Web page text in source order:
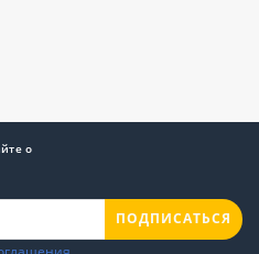
табак горит
этом не горчит по
конструкции аксессуара
о
ПОДПИСАТЬСЯ